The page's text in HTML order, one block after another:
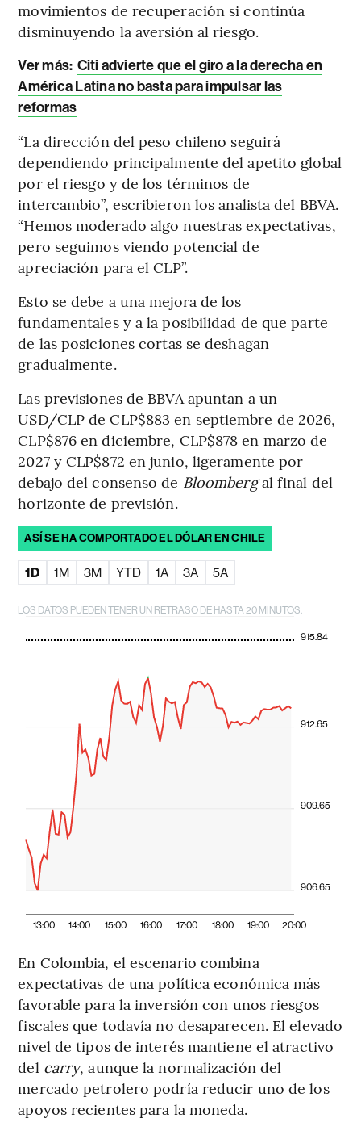
movimientos de recuperación si continúa
disminuyendo la aversión al riesgo.
Ver más: Citi advierte que el giro a la derecha en
América Latina no basta para impulsar las
reformas
“La dirección del peso chileno seguirá
dependiendo principalmente del apetito global
por el riesgo y de los términos de
intercambio”, escribieron los analista del BBVA.
“Hemos moderado algo nuestras expectativas,
pero seguimos viendo potencial de
apreciación para el CLP”.
Esto se debe a una mejora de los
fundamentales y a la posibilidad de que parte
de las posiciones cortas se deshagan
gradualmente.
Las previsiones de BBVA apuntan a un
USD/CLP de CLP$883 en septiembre de 2026,
CLP$876 en diciembre, CLP$878 en marzo de
2027 y CLP$872 en junio, ligeramente por
debajo del consenso de Bloombergal final del
horizonte de previsión.
ASÍ SE HA COMPORTADO EL DÓLAR EN CHILE
1D 1M 3M YTD 1A 3A 5A
LOS DATOS PUEDEN TENER UN RETRASO DE HASTA 20 MINUTOS.
13:00 14:00 15:00 16:00 17:00 18:00 19:00 20:00
906.65
909.65
912.65
915.84
En Colombia, el escenario combina
expectativas de una política económica más
favorable para la inversión con unos riesgos
fiscales que todavía no desaparecen. El elevado
nivel de tipos de interés mantiene el atractivo
del carry, aunque la normalización del
mercado petrolero podría reducir uno de los
apoyos recientes para la moneda.